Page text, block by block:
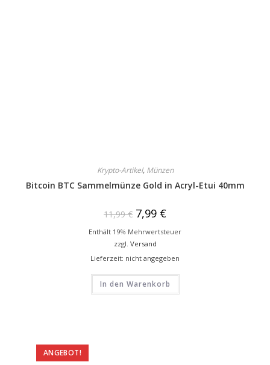
Krypto-Artikel, Münzen
Bitcoin BTC Sammelmünze Gold in Acryl-Etui 40mm
11,99€ 7,99 €
Enthält 19% Mehrwertsteuer
zzgl. Versand
Lieferzeit: nicht angegeben
In den Warenkorb
ANGEBOT!